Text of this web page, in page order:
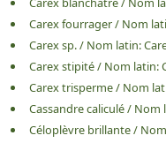
Carex fourrager/ Nom
Carex sp./ Nom latin:
Carex stipité/ Nom latin:
Carex trisperme/ Nom
Cassandre caliculé/ Nom
Céloplèvre brillante/